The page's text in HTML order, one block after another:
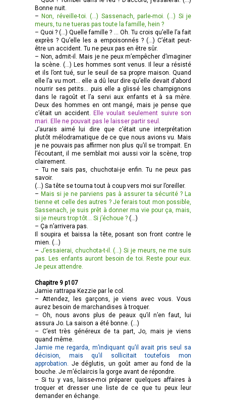
Bonne nuit.
–Non, réveille-toi. (…) Sassenach, parle-moi. (…) Si je
meurs, tu ne tueras pas toute la famille, hein ?
– Quoi ? (…) Quelle famille ? … Oh. Tu crois qu’elle l’a fait
exprès ? Qu’elle les a empoisonnés ? (…) C’était peut-
être un accident. Tu ne peux pas en être sûr.
– Non, admit-il. Mais je ne peux m’empêcher d’imaginer
la scène. (…) Les hommes sont venus. Il leur a résisté
et ils l’ont tué, sur le seuil de sa propre maison. Quand
elle l’a vu mort… elle a dû leur dire qu’elle devait d’abord
nourrir ses petits… puis elle a glissé les champignons
dans le ragoût et l’a servi aux enfants et à sa mère.
Deux des hommes en ont mangé, mais je pense que
c’était un accident.Elle voulait seulement suivre son
mari. Elle ne pouvait pas le laisser partir seul.
J’aurais aimé lui dire que c’était une interprétation
plutôt mélodramatique de ce que nous avions vu. Mais
je ne pouvais pas affirmer non plus qu’il se trompait. En
l’écoutant, il me semblait moi aussi voir la scène, trop
clairement.
– Tu ne sais pas, chuchotai-je enfin. Tu ne peux pas
savoir.
(…) Sa tête se tourna tout à coup vers moi sur l’oreiller.
–Mais si je ne parviens pas à assurer ta sécurité ? La
tienne et celle des autres ? Je ferais tout mon possible,
Sassenach, je suis prêt à donner ma vie pour ça, mais,
si je meurs trop tôt… Si j’échoue ? (…)
– Ça n’arrivera pas.
Il soupira et baissa la tête, posant son front contre le
mien. (…)
– J’essaierai, chuchota-t-il. (…) Si je meurs, ne me suis
pas. Les enfants auront besoin de toi. Reste pour eux.
Je peux attendre.
Chapitre 9 p107
Jamie rattrapa Kezzie par le col.
– Attendez, les garçons, je viens avec vous. Vous
aurez besoin de marchandises à troquer.
– Oh, nous avons plus de peaux qu’il n’en faut, lui
assura Jo. La saison a été bonne. (…)
– C’est très généreux de ta part, Jo, mais je viens
quand même.
Jamie me regarda, m’indiquant qu’il avait pris seul sa
décision, mais qu’il sollicitait toutefois mon
approbation.
Je déglutis, un goût amer au fond de la
bouche. Je m’éclaircis la gorge avant de répondre.
– Si tu y vas, laisse-moi préparer quelques affaires à
troquer et dresser une liste de ce que tu peux leur
demander en échange.